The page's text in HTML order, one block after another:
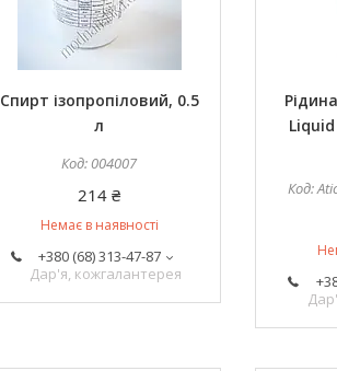
Спирт ізопропіловий, 0.5
л
004007
214 ₴
Немає в наявності
+380 (68) 313-47-87
Дар'я, кожгалантерея